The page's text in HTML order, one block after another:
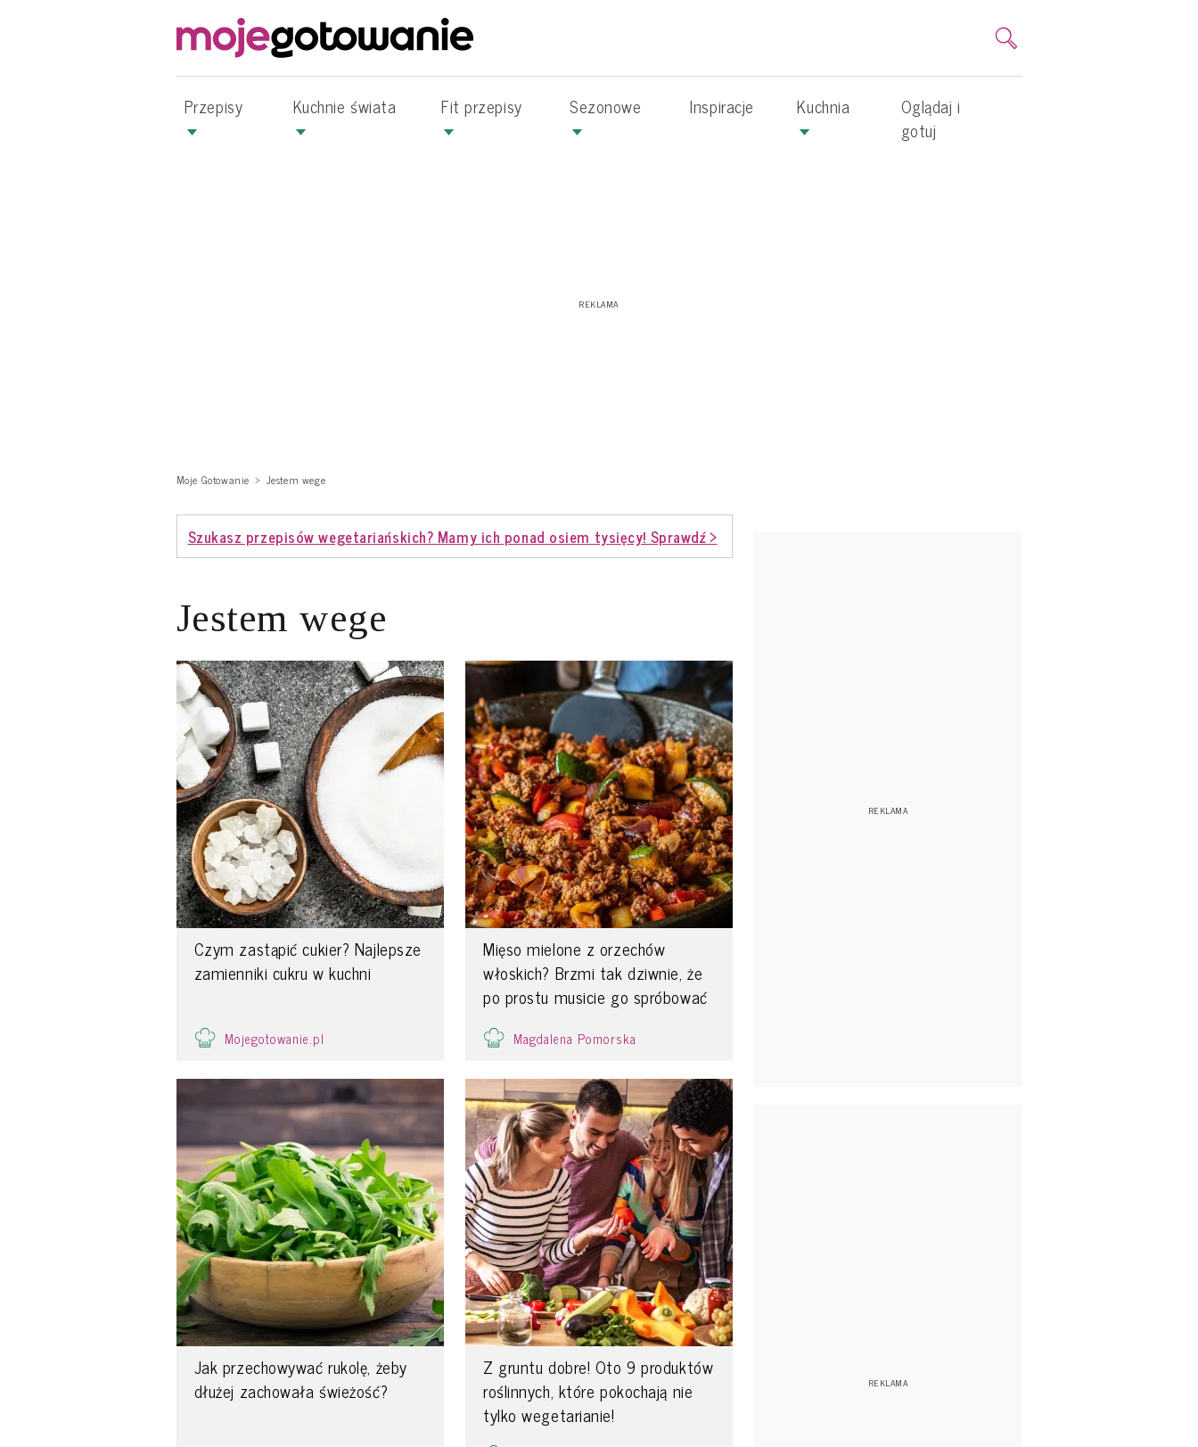
Przepisy Kuchnie świata Fit przepisy Sezonowe Inspiracje Kuchnia
Oglądaj i
gotuj
Moje Gotowanie Jestem wege
Szukasz przepisów wegetariańskich? Mamy ich ponad osiem tysięcy! Sprawdź >
Jestem wege
Czym zastąpić cukier? Najlepsze
zamienniki cukru w kuchni
Mojegotowanie.pl
Mięso mielone z orzechów
włoskich? Brzmi tak dziwnie, że
po prostu musicie go spróbować
Magdalena Pomorska
Jak przechowywać rukolę, żeby
dłużej zachowała świeżość?
Z gruntu dobre! Oto 9 produktów
roślinnych, które pokochają nie
tylko wegetarianie!